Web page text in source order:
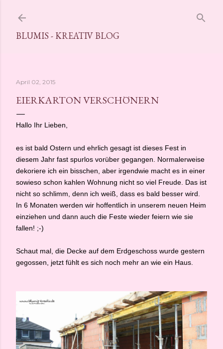
BLUMIS - KREATIV BLOG
April 02, 2015
EIERKARTON VERSCHÖNERN
Hallo Ihr Lieben,
es ist bald Ostern und ehrlich gesagt ist dieses Fest in
diesem Jahr fast spurlos vorüber gegangen. Normalerweise
dekoriere ich ein bisschen, aber irgendwie macht es in einer
sowieso schon kahlen Wohnung nicht so viel Freude. Das ist
nicht so schlimm, denn ich weiß, dass es bald besser wird.
In 6 Monaten werden wir hoffentlich in unserem neuen Heim
einziehen und dann auch die Feste wieder feiern wie sie
fallen! ;-)
Schaut mal, die Decke auf dem Erdgeschoss wurde gestern
gegossen, jetzt fühlt es sich noch mehr an wie ein Haus.